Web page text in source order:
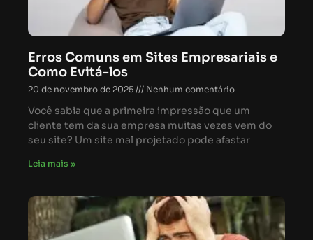
Erros Comuns em Sites Empresariais e
Como Evitá-los
20 de novembro de 2025 Nenhum comentário
Você sabia que a primeira impressão que um
cliente tem da sua empresa muitas vezes vem do
seu site? Um site mal projetado pode afastar
Leia mais »